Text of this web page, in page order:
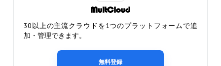
30以上の主流クラウドを1つのプラットフォームで追
加・管理できます。
無料登録